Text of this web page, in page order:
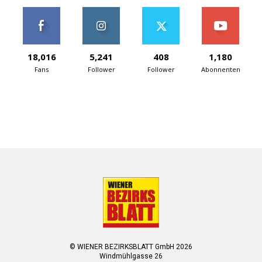
18,016
Fans
5,241
Follower
408
Follower
1,180
Abonnenten
© WIENER BEZIRKSBLATT GmbH 2026
Windmühlgasse 26